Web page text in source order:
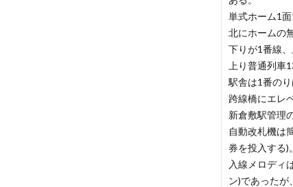
単式ホーム1
北にホームの
下りが1番線
上り普通列車
駅舎は1番の
跨線橋にエレ
新倉敷駅管理
自動改札機は
券を投入する)。
入線メロディ
ン)であった